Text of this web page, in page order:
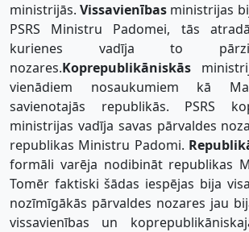
ministrijās.Vissavienības ministrijas
PSRS Ministru Padomei, tās
kurienes vadīja to
nozares.Koprepublikāniskās
vienādiem nosaukumiem kā
savienotajās republikās. PSRS
ministrijas vadīja savas pārvaldes
republikas Ministru Padomi.
formāli varēja nodibināt republikas
Tomēr faktiski šādas iespējas bija
nozīmīgākās pārvaldes nozares jau
vissavienības un